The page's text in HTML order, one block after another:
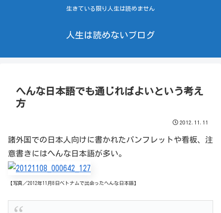
生きている限り人生は読めません
人生は読めないブログ
へんな日本語でも通じればよいという考え
方
2012.11.11
諸外国での日本人向けに書かれたパンフレットや看板、注
意書きにはへんな日本語が多い。
【写真／2012年11月8日ベトナムで出会ったへんな日本語】